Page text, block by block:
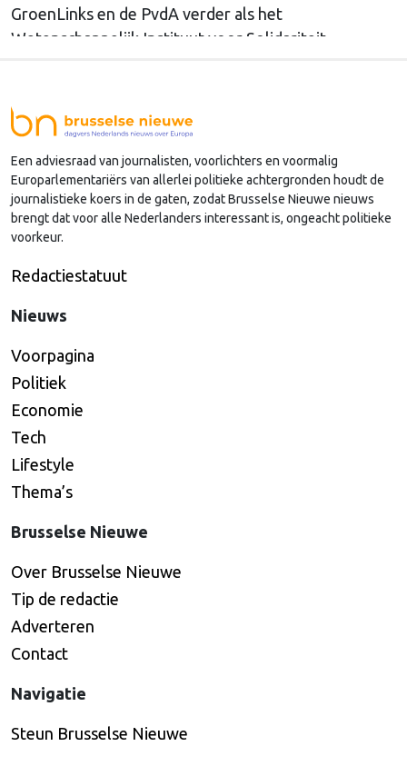
GroenLinks en de PvdA verder als het
Wetenschappelijk Instituut voor Solidariteit.
ineenslaan. "Er zullen nog wel een aantal ego's over
hun schaduw heen moeten springen", zegt zij.
Een adviesraad van journalisten, voorlichters en voormalig
Europarlementariërs van allerlei politieke achtergronden houdt de
journalistieke koers in de gaten, zodat Brusselse Nieuwe nieuws
brengt dat voor alle Nederlanders interessant is, ongeacht politieke
voorkeur.
Redactiestatuut
Nieuws
Voorpagina
Politiek
Economie
Tech
Lifestyle
Thema’s
Brusselse Nieuwe
Over Brusselse Nieuwe
Tip de redactie
Adverteren
Contact
Navigatie
Steun Brusselse Nieuwe